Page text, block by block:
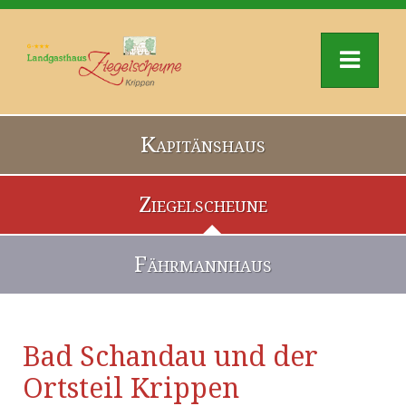
Kapitänshaus
Ziegelscheune
Fährmannhaus
Bad Schandau und der
Ortsteil Krippen